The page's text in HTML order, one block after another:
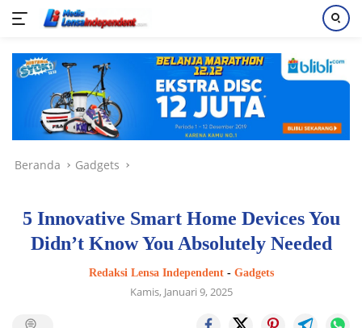
konten
Beranda Gadgets
5 Innovative Smart Home Devices You
Didn’t Know You Absolutely Needed
Redaksi Lensa Independent- Gadgets
Kamis, Januari 9, 2025